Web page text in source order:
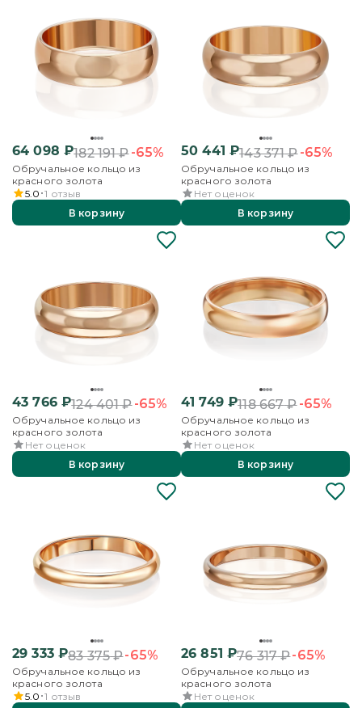
64 098 ₽182 191₽-65%
Обручальное кольцо из
красного золота
5.0 1 отзыв
В корзину
50 441 ₽143 371₽-65%
Обручальное кольцо из
красного золота
Нет оценок
В корзину
43 766₽124 401₽-65%
Обручальное кольцо из
красного золота
Нет оценок
В корзину
41 749₽118 667₽-65%
Обручальное кольцо из
красного золота
Нет оценок
В корзину
29 333₽83 375₽-65%
Обручальное кольцо из
красного золота
5.0 1 отзыв
26 851 ₽76 317₽-65%
Обручальное кольцо из
красного золота
Нет оценок